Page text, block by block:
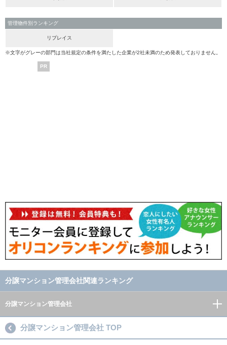
管理物件別ランキング
リプレイス
※文字がグレーの部門は当社規定の条件を満たした企業が2社未満のため発表しておりません。
PR
分譲マンション管理会社関連ランキング
分譲マンション管理会社
分譲マンション管理会社 TOP